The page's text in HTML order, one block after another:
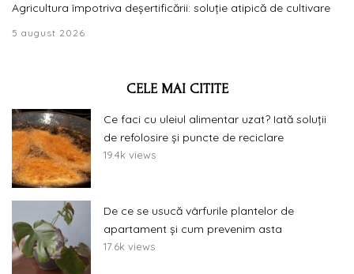
Agricultura împotriva deșertificării: soluție atipică de cultivare
5 august 2026
CELE MAI CITITE
Ce faci cu uleiul alimentar uzat? Iată soluții
de refolosire și puncte de reciclare
19.4k views
De ce se usucă vârfurile plantelor de
apartament și cum prevenim asta
17.6k views